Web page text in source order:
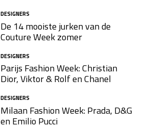
DESIGNERS
De 14 mooiste jurken van de
Couture Week zomer
DESIGNERS
Parijs Fashion Week: Christian
Dior, Viktor & Rolf en Chanel
DESIGNERS
Milaan Fashion Week: Prada, D&G
en Emilio Pucci